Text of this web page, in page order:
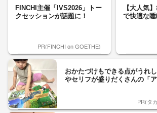
FINCHI主催「IVS2026」トー
クセッションが話題に！
PR(FINCHI on GOETHE)
【大人気
で快適な睡
おかたづけもできる点がうれ
やセリフが盛りだくさんの「
PR(タ